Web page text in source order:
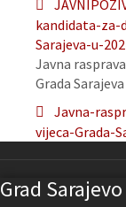
kandidata-za-
Sarajeva-u-
Javna
Grada
Javna-
vijeca-Grada-
Grad Sarajevo